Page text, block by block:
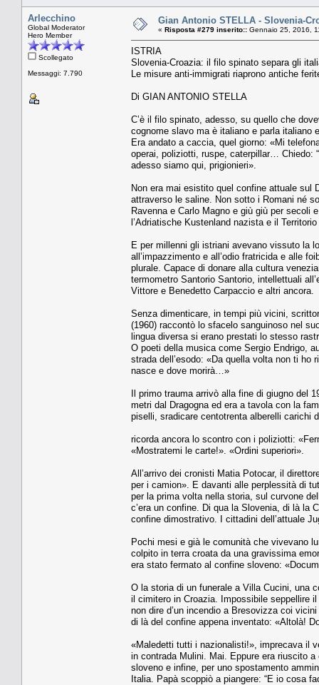
Arlecchino
Global Moderator
Hero Member
Scollegato
Messaggi: 7.790
Gian Antonio STELLA - Slovenia-
« Risposta #279 inserito:: Gennaio 25, 2016,
ISTRIA
Slovenia-Croazia: il filo spinato separa gli
Le misure anti-immigrati riaprono antiche
Di GIAN ANTONIO STELLA
C’è il filo spinato, adesso, su quello che
cognome slavo ma è italiano e parla italiano
Era andato a caccia, quel giorno: «Mi
operai, poliziotti, ruspe, caterpillar… Chiedo:
adesso siamo qui, prigionieri».
Non era mai esistito quel confine attuale sul
attraverso le saline. Non sotto i Romani né
Ravenna e Carlo Magno e giù giù per secoli
l’Adriatische Kustenland nazista e il
E per millenni gli istriani avevano vissuto la
all’impazzimento e all’odio fratricida e alle
plurale. Capace di donare alla cultura
termometro Santorio Santorio, intellettuali
Vittore e Benedetto Carpaccio e altri ancora.
Senza dimenticare, in tempi più vicini,
(1960) raccontò lo sfacelo sanguinoso nel
lingua diversa si erano prestati lo stesso
O poeti della musica come Sergio Endrigo,
strada dell’esodo: «Da quella volta non ti
nasce e dove morirà…»
Il primo trauma arrivò alla fine di giugno del
metri dal Dragogna ed era a tavola con la
piselli, sradicare centotrenta alberelli carichi
ricorda ancora lo scontro con i poliziotti:
«Mostratemi le carte!». «Ordini superiori».
All’arrivo dei cronisti Matia Potocar, il
per i camion». E davanti alle perplessità di
per la prima volta nella storia, sul curvone
c’era un confine. Di qua la Slovenia, di là la
confine dimostrativo. I cittadini dell’attuale
Pochi mesi e già le comunità che vivevano
colpito in terra croata da una gravissima
era stato fermato al confine sloveno:
O la storia di un funerale a Villa Cucini, una
il cimitero in Croazia. Impossibile seppellire
non dire d’un incendio a Bresovizza coi
di là del confine appena inventato: «Altolà!
«Maledetti tutti i nazionalisti!», imprecava il
in contrada Mulini. Mai. Eppure era riuscito
sloveno e infine, per uno spostamento
Italia. Papà scoppiò a piangere: “E io cosa